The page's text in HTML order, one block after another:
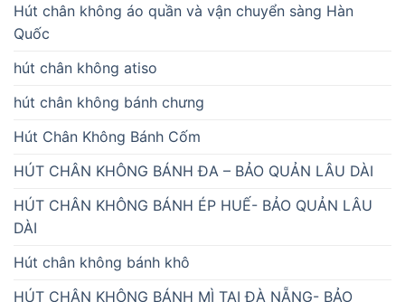
Hút chân không áo quần và vận chuyển sàng Hàn
Quốc
hút chân không atiso
hút chân không bánh chưng
Hút Chân Không Bánh Cốm
HÚT CHÂN KHÔNG BÁNH ĐA – BẢO QUẢN LÂU DÀI
HÚT CHÂN KHÔNG BÁNH ÉP HUẾ- BẢO QUẢN LÂU
DÀI
Hút chân không bánh khô
HÚT CHÂN KHÔNG BÁNH MÌ TẠI ĐÀ NẴNG- BẢO